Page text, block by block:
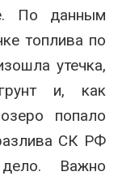
По данным
топлива по
утечка,
и, как
попало
СК РФ
Важно